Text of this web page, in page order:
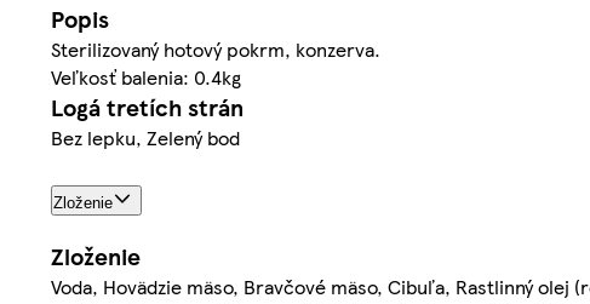
Popis
Sterilizovaný hotový pokrm, konzerva.
Veľkosť balenia: 0.4kg
Logá tretích strán
Bez lepku, Zelený bod
Zloženie
Zloženie
Voda, Hovädzie mäso, Bravčové mäso, Cibuľa, Rastlinný